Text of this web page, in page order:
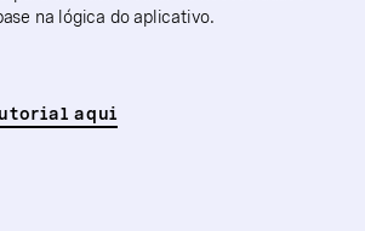
na lógica do aplicativo.
aqui